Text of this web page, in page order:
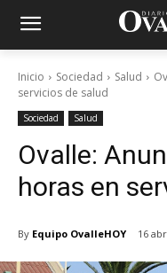
Inicio Sociedad Salud
servicios de salud
Sociedad Salud
Ovalle:
horas en
By Equipo OvalleHOY 16